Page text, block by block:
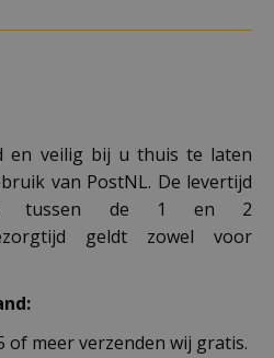
en veilig bij u thuis te laten
van PostNL. De levertijd
tussen de 1 en 2
geldt zowel voor
of meer verzenden wij gratis.